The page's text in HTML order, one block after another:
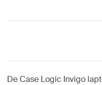
De Case Logic Invigo